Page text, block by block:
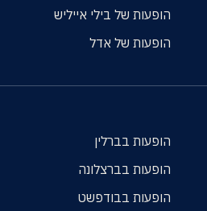
הופעות של בילי אייליש
הופעות של אדל
הופעות בברלין
הופעות בברצלונה
הופעות בבודפשט